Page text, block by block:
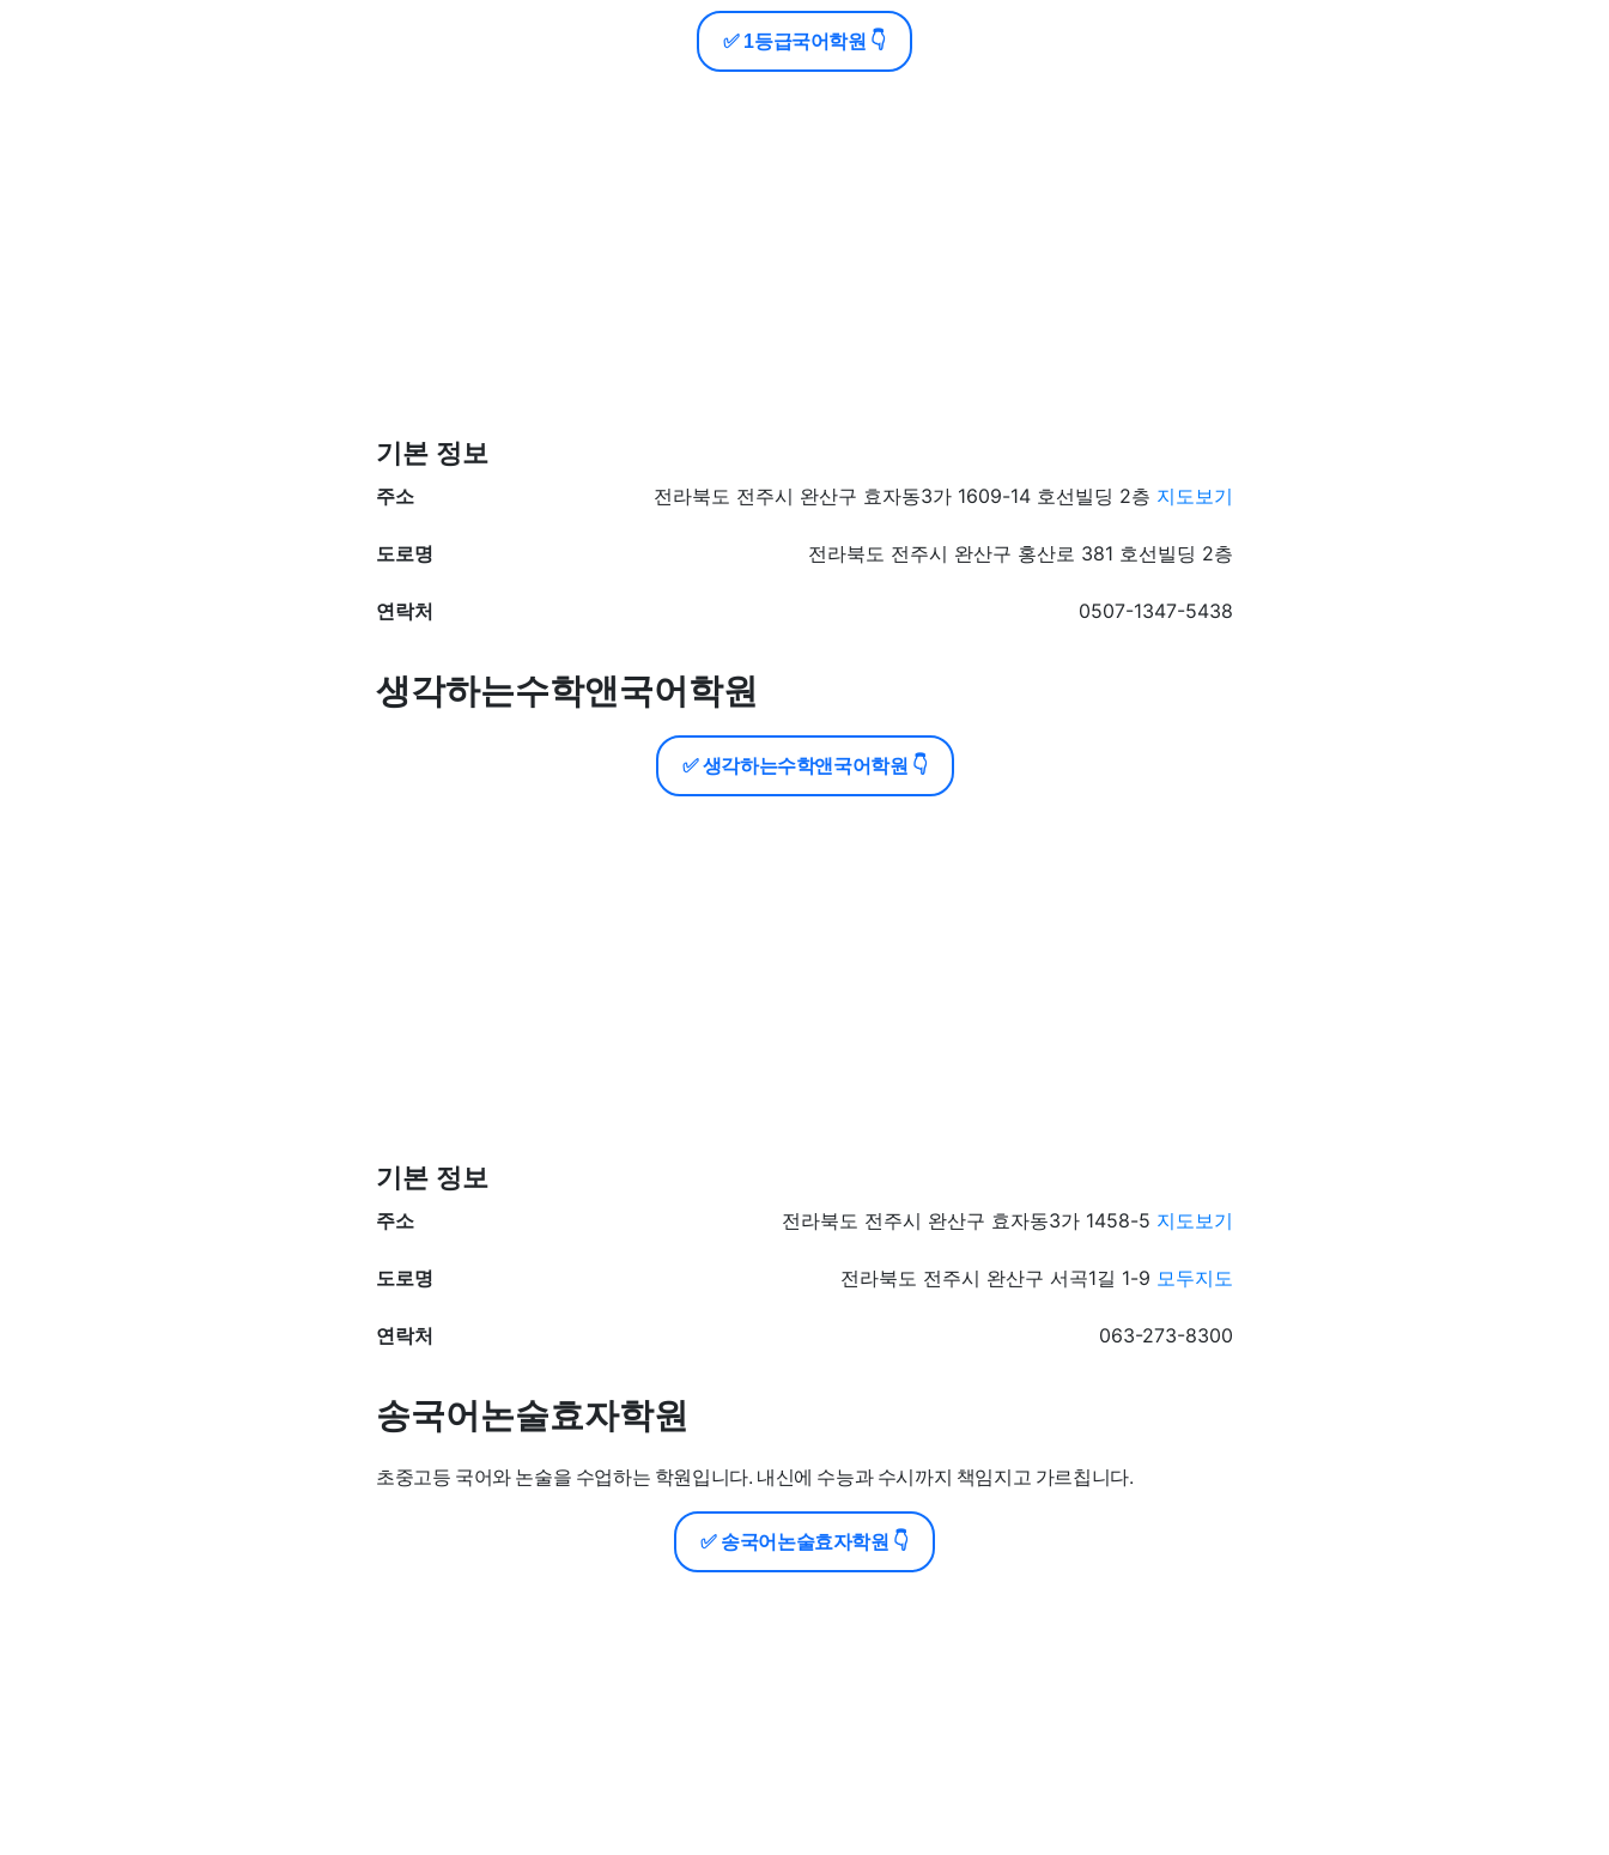
✅ 1등급국어학원 👇
기본 정보
주소 전라북도 전주시 완산구 효자동3가 1609-14 호선빌딩 2층 지도보기
도로명 전라북도 전주시 완산구 홍산로 381 호선빌딩 2층
연락처 0507-1347-5438
생각하는수학앤국어학원
✅ 생각하는수학앤국어학원 👇
기본 정보
주소 전라북도 전주시 완산구 효자동3가 1458-5 지도보기
도로명 전라북도 전주시 완산구 서곡1길 1-9 모두지도
연락처 063-273-8300
송국어논술효자학원
초중고등 국어와 논술을 수업하는 학원입니다. 내신에 수능과 수시까지 책임지고 가르칩니다.
✅ 송국어논술효자학원 👇